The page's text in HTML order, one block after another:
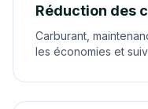
Réduction des
Carburant,
les économies et